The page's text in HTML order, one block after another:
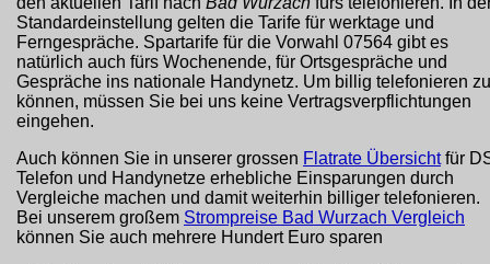
Standardeinstellung gelten die Tarife für werktage und
Ferngespräche. Spartarife für die Vorwahl 07564 gibt es
natürlich auch fürs Wochenende, für Ortsgespräche und
Gespräche ins nationale Handynetz. Um billig telefonieren zu
können, müssen Sie bei uns keine Vertragsverpflichtungen
eingehen.
Auch können Sie in unserer grossen Flatrate Übersichtfür
Telefon und Handynetze erhebliche Einsparungen durch
Vergleiche machen und damit weiterhin billiger telefonieren.
Bei unserem großem Strompreise Bad Wurzach Vergleich
können Sie auch mehrere Hundert Euro sparen